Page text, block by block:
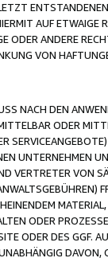
AUF
ODER ANDERE
VON
NACH DEN
ODER
UNTERNEHMEN
VERTRETER VON
ODER
ODER DES GGF.